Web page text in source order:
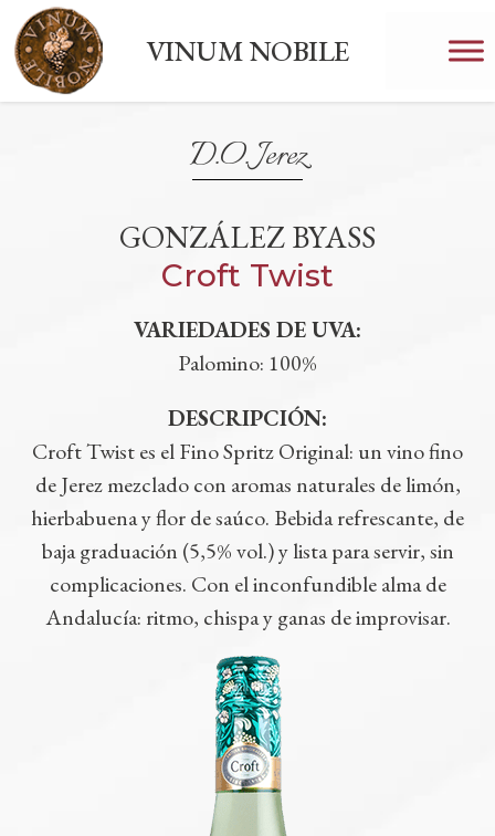
VINUM NOBILE
D.O. Jerez
GONZÁLEZ BYASS
Croft Twist
VARIEDADES DE UVA:
Palomino: 100%
DESCRIPCIÓN:
Croft Twist es el Fino Spritz Original: un vino fino
de Jerez mezclado con aromas naturales de limón,
hierbabuena y flor de saúco. Bebida refrescante, de
baja graduación (5,5% vol.) y lista para servir, sin
complicaciones. Con el inconfundible alma de
Andalucía: ritmo, chispa y ganas de improvisar.